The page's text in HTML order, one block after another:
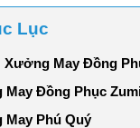
Lục
Xưởng May Đồng
May Đồng Phục
May Phú Quý